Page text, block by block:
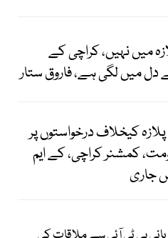
میں نہیں، کراچی کے
دل میں لگی ہے، فاروق ستار
کیخلاف درخواستوں پر
کمشنر کراچی، کے ایم
جاری